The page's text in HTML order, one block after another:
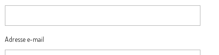
Adresse e-mail